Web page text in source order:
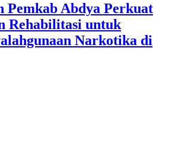
Pemkab Abdya Perkuat
Rehabilitasi untuk
Narkotika di